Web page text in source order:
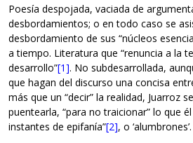
Poesía despojada, vaciada de
desbordamientos; o en todo caso se
desbordamiento de sus “núcleos
a tiempo. Literatura que “renuncia a la
desarrollo”[1]. No subdesarrollada,
que hagan del discurso una concisa
más que un “decir” la realidad, Juarroz
puentearla, “para no traicionar” lo que
instantes de epifanía”[2], o ‘alumbrones’.